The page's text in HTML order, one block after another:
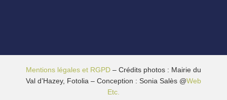
Mentions légales et RGPD– Crédits photos : Mairie du
Val d’Hazey, Fotolia – Conception : Sonia Salès @Web
Etc.